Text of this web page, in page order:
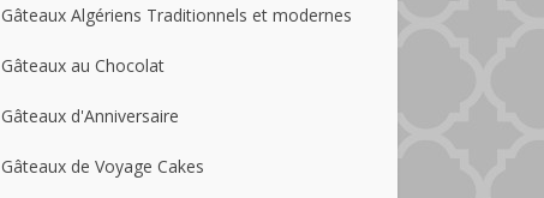
Gâteaux Algériens Traditionnels et modernes
Gâteaux au Chocolat
Gâteaux d'Anniversaire
Gâteaux de Voyage Cakes